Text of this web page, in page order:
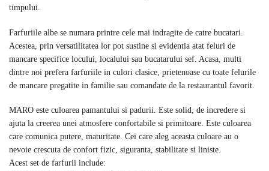
timpului.
Farfuriile albe se numara printre cele mai indragite de catre bucatari.
Acestea, prin versatilitatea lor pot sustine si evidentia atat feluri de
mancare specifice locului, localului sau bucatarului sef. Acasa, multi
dintre noi prefera farfuriile in culori clasice, prietenoase cu toate felurile
de mancare pregatite in familie sau comandate de la restaurantul favorit.
MARO este culoarea pamantului si padurii. Este solid, de incredere si
ajuta la creerea unei atmosfere confortabile si primitoare. Este culoarea
care comunica putere, maturitate. Cei care aleg aceasta culoare au o
nevoie crescuta de confort fizic, siguranta, stabilitate si liniste.
Acest set de farfurii include: